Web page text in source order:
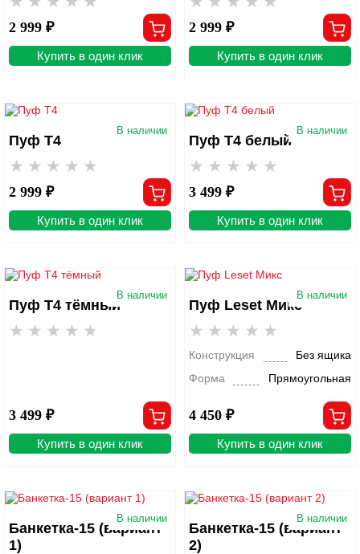
2 999 ₽
Купить в один клик
2 999 ₽
Купить в один клик
В наличии
Пуф Т4
2 999 ₽
Купить в один клик
В наличии
Пуф Т4 белый
3 499 ₽
Купить в один клик
В наличии
Пуф Т4 тёмный
3 499 ₽
Купить в один клик
В наличии
Пуф Leset Микс
Конструкция
Без ящика
Форма
Прямоугольная
4 450 ₽
Купить в один клик
В наличии
Банкетка-15 (вариант
1)
В наличии
Банкетка-15 (вариант
2)